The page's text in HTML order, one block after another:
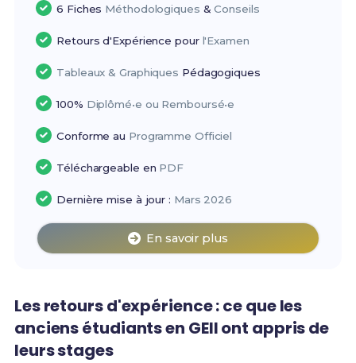
6 Fiches Méthodologiques &Conseils
Retours d'Expérience pour l'Examen
Tableaux & Graphiques Pédagogiques
100% Diplômé•e ou Remboursé•e
Conforme au Programme Officiel
Téléchargeable en PDF
Dernière mise à jour : Mars 2026
En savoir plus
Les retours d'expérience : ce que les
anciens étudiants en GEII ont appris de
leurs stages